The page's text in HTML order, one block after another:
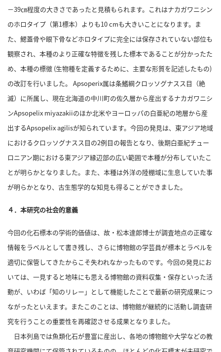
引
法
に
基
く
表
示
問
い
せ
－39㎝程度の大きさであったと見積もられます。 これはナカガワニシン
のホロタイプ（第1標本）よりも10 cmも大きいことになります。 ま
た、鰓蓋骨や眼下骨などホロタイプに完全には保存されていない部位も
観察され、本種のより正確な特徴を残した標本であることが分かったた
め、本種の標徴 (生物種を定義するために、主要な形質を記述したもの)
の改訂を行いました。 Apsoperix属は条鰭綱クロッソグナスス目（絶
滅）に所属し、現在北海道の中川町の佐久層から産出するナカガワニシ
ンApsopelix miyazakiiのほか北米やヨーロッパの白亜紀の地層から産
出するApsopelix agilisが知られています。 今回の発見は、東アジア地域
におけるクロッソグナスス目の2例目の報告となり、後期白亜紀チュー
ロニアン期における東アジア縁辺部の広い範囲で本種が分布していたこ
とが明らかとなりました。 また、本種は外洋の陸棚域に生息していた事
が明らかとなり、古生態学的な知見も得ることができました。
４．本研究の社会的意義
今回の化石標本の学術的価値は、故・松本達郎博士が調査地点の正確な
情報をラベルとして書き残し、さらに博物館の学芸員が標本とラベルを
適切に保管してきたからこそ失われなかったものです。 今回の発見にお
いては、一見すると地味にも思える博物館の資料収集・保存といった活
動が、いわば「知のリレー」として機能したことで最新の研究成果につ
ながったといえます。 またこのことは、博物館が継続的に活動し調査研
究を行うことの重要性を再確認させる成果となりました。
日本列島では魚類化石が豊富に産出し、各地の博物館や大学などの教